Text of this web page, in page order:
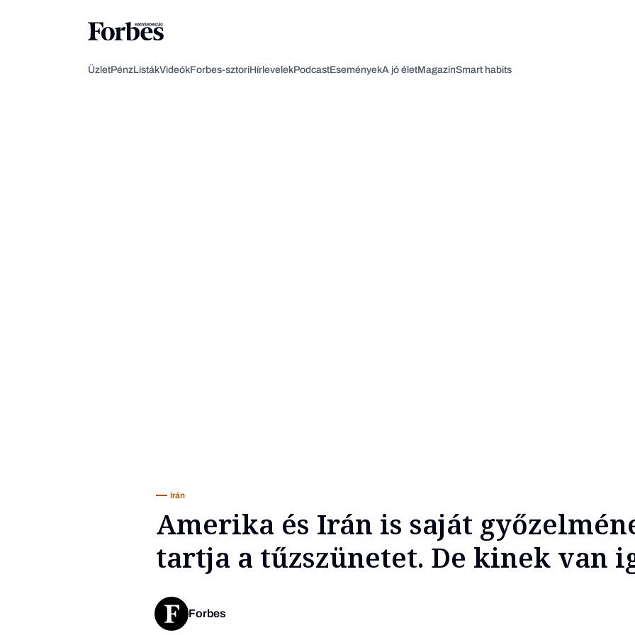
ÜzletPénzListákVideókForbes-sztoriHírlevelekPodcastEseményekA jó életMagazinSmart habits
Irán
Amerika és Irán is saját
tartja a tűzszünetet. De kinek van
Forbes